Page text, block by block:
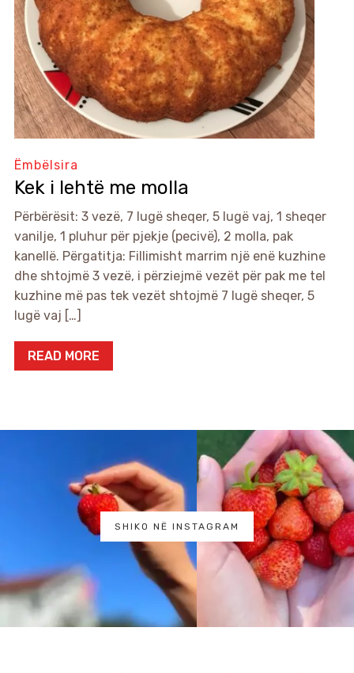
Ëmbëlsira
Kek i lehtë me molla
Përbërësit: 3 vezë, 7 lugë sheqer, 5 lugë vaj, 1 sheqer
vanilje, 1 pluhur për pjekje (pecivë), 2 molla, pak
kanellë. Përgatitja: Fillimisht marrim një enë kuzhine
dhe shtojmë 3 vezë, i përziejmë vezët për pak me tel
kuzhine më pas tek vezët shtojmë 7 lugë sheqer, 5
lugë vaj […]
READ MORE
SHIKO NË INSTAGRAM